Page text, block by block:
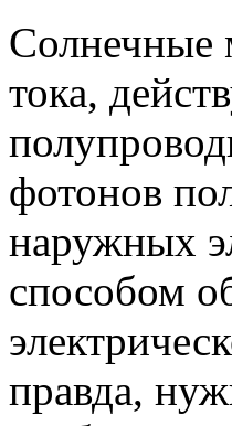
Солнечные
тока,
фотонов
наружных
способом
правда,